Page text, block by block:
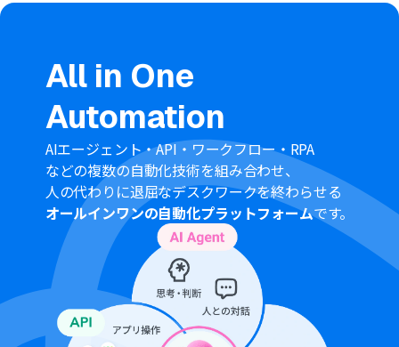
トリガーは5分、10分、15分、30分、60分の間隔で起動
間隔を選択できます。
プランによって最短の起動間隔が異なりますので、ご注意
ください。
【Google Workspace】はチームプラン・サクセスプラン
でのみご利用いただけるアプリとなっております。フリー
プラン・ミニプランの場合は設定しているフローボット
のオペレーションやデータコネクトはエラーとなります
ので、ご注意ください。
チームプランやサクセスプランなどの有料プランは、2週
間の無料トライアルを行うことが可能です。無料トライア
ル中には制限対象のアプリを使用することができます。
Googleスプレッドシートをアプリトリガーとして使用す
る際の注意事項は「【アプリトリガー】Googleスプレッ
ドシートのトリガーにおける注意事項」
を参照してくだ
さい。
All in One
Automation
AIエージェント・API・ワークフロー・RPA
などの複数の自動化技術を組み合わせ、
人の代わりに退屈なデスクワークを終わらせる
オールインワンの自動化プラットフォームです。